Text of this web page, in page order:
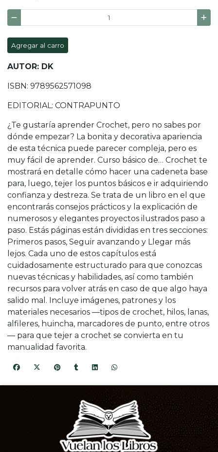
Agregar al carro
AUTOR: DK
ISBN: 9789562571098
EDITORIAL: CONTRAPUNTO
¿Te gustaría aprender Crochet, pero no sabes por
dónde empezar? La bonita y decorativa apariencia
de esta técnica puede parecer compleja, pero es
muy fácil de aprender. Curso básico de… Crochet te
mostrará en detalle cómo hacer una cadeneta base
para, luego, tejer los puntos básicos e ir adquiriendo
confianza y destreza. Se trata de un libro en el que
encontrarás consejos prácticos y la explicación de
numerosos y elegantes proyectos ilustrados paso a
paso. Estás páginas están divididas en tres secciones:
Primeros pasos, Seguir avanzando y Llegar más
lejos. Cada uno de estos capítulos está
cuidadosamente estructurado para que conozcas
nuevas técnicas y habilidades, así como también
recursos para volver atrás en caso de que algo haya
salido mal. Incluye imágenes, patrones y los
materiales necesarios —tipos de crochet, hilos, lanas,
alfileres, huincha, marcadores de punto, entre otros
— para que tejer a crochet se convierta en tu
manualidad favorita.